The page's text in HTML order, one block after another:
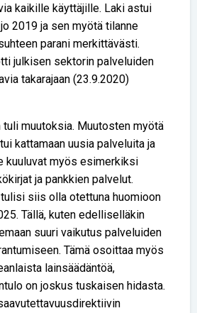
kaikille käyttäjille. Laki astui
2019 ja sen myötä tilanne
parani merkittävästi.
julkisen sektorin palveluiden
takarajaan (23.9.2020)
tuli muutoksia. Muutosten myötä
kattamaan uusia palveluita ja
kuuluvat myös esimerkiksi
ja pankkien palvelut.
siis olla otettuna huomioon
Tällä, kuten edelliselläkin
suuri vaikutus palveluiden
Tämä osoittaa myös
lainsäädäntöä,
on joskus tuskaisen hidasta.